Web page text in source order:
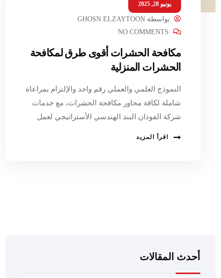
يونيو 28, 2025
بواسطةGHOSN ELZAYTOON
NO COMMENTS
مكافحة الحشرات أقوى طرق لمكافحة
الحشرات المنزلية
النموذج العلمي والعملي رقم واحد والإلتزام بمراعاة
شاملة لكافة محاور مكافحة الحشرات، مع خدمات
شركة الفوذان البند الهندسي الأستراتيجي لعمل
اقرأ المزيد
أحدث المقالات